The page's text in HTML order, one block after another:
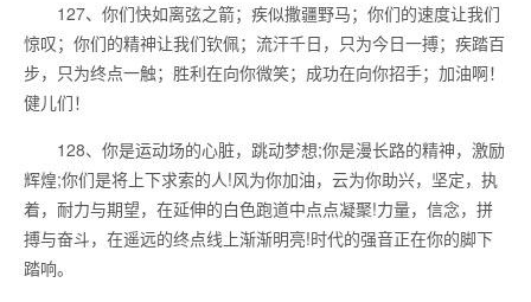
127、你们快如离弦之箭；疾似撒疆野马；你们的速度让我们
惊叹；你们的精神让我们钦佩；流汗千日，只为今日一搏；疾踏百
步，只为终点一触；胜利在向你微笑；成功在向你招手；加油啊！
健儿们！
128、你是运动场的心脏，跳动梦想;你是漫长路的精神，激励
辉煌;你们是将上下求索的人!风为你加油，云为你助兴，坚定，执
着，耐力与期望，在延伸的白色跑道中点点凝聚!力量，信念，拼
搏与奋斗，在遥远的终点线上渐渐明亮!时代的强音正在你的脚下
踏响。